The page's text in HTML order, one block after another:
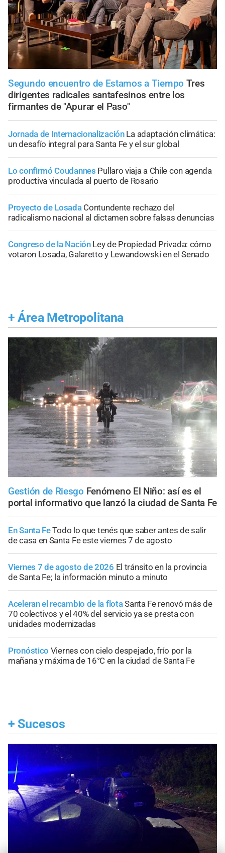
Segundo encuentro de Estamos a Tiempo Tres
dirigentes radicales santafesinos entre los
firmantes de "Apurar el Paso"
Jornada de Internacionalización La adaptación climática:
un desafío integral para Santa Fe y el sur global
Lo confirmó Coudannes Pullaro viaja a Chile con agenda
productiva vinculada al puerto de Rosario
Proyecto de Losada Contundente rechazo del
radicalismo nacional al dictamen sobre falsas denuncias
Congreso de la Nación Ley de Propiedad Privada: cómo
votaron Losada, Galaretto y Lewandowski en el Senado
+ Área Metropolitana
Gestión de Riesgo Fenómeno El Niño: así es el
portal informativo que lanzó la ciudad de Santa Fe
En Santa FeTodo lo que tenés que saber antes de salir
de casa en Santa Fe este viernes 7 de agosto
Viernes 7 de agosto de 2026 El tránsito en la provincia
de Santa Fe; la información minuto a minuto
Aceleran el recambio de la flotaSanta Fe renovó más de
70 colectivos y el 40% del servicio ya se presta con
unidades modernizadas
Pronóstico Viernes con cielo despejado, frío por la
mañana y máxima de 16°C en la ciudad de Santa Fe
+ Sucesos